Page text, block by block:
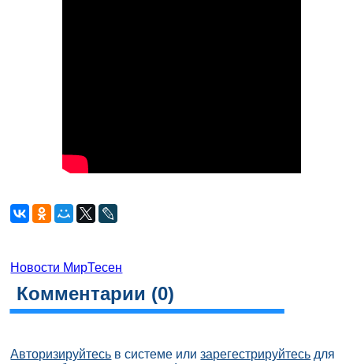
Новости МирТесен
Комментарии (0)
Авторизируйтесь в системе илизарегестрируйтесь для